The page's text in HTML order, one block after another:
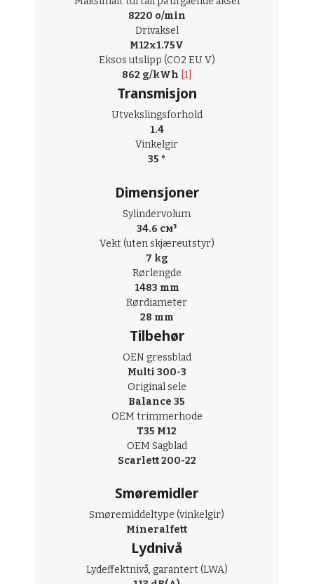
8220 o/min
Drivaksel
M12x1.75V
Eksos utslipp (CO2 EU V)
862 g/kWh [1]
Transmisjon
Utvekslingsforhold
1.4
Vinkelgir
35 °
Dimensjoner
Sylindervolum
34.6 см³
Vekt (uten skjæreutstyr)
7 kg
Rørlengde
1483 mm
Rørdiameter
28 mm
Tilbehør
OEN gressblad
Multi 300-3
Original sele
Balance 35
OEM trimmerhode
T35 M12
OEM Sagblad
Scarlett 200-22
Smøremidler
Smøremiddeltype (vinkelgir)
Mineralfett
Lydnivå
Lydeffektnivå, garantert (LWA)